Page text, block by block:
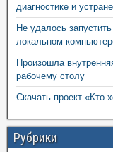
диагностике и
Не удалось
локальном
Произошла
рабочему столу
Скачать проект «Кто
Рубрики